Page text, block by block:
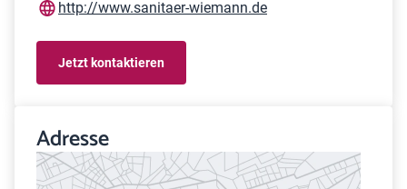
http://www.sanitaer-wiemann.de
Jetzt kontaktieren
Adresse